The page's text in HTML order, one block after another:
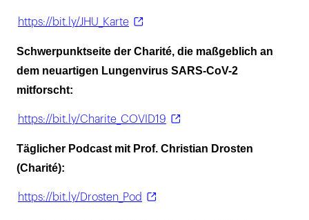
https://bit.ly/JHU_Karte
Schwerpunktseite der Charité, die maßgeblich an
dem neuartigen Lungenvirus SARS-CoV-2
mitforscht:
https://bit.ly/Charite_COVID19
Täglicher Podcast mit Prof. Christian Drosten
(Charité):
https://bit.ly/Drosten_Pod